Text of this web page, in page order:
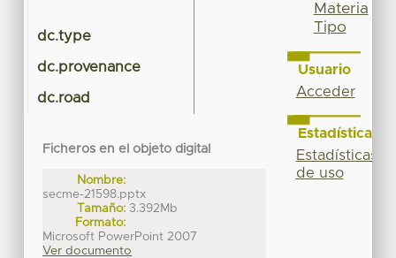
dc.type
dc.provenance
dc.road
Ficheros en el objeto digital
Nombre:
secme-21598.pptx
Tamaño: 3.392Mb
Formato:
Microsoft PowerPoint 2007
Ver documento
Materia
Tipo
Usuario
Acceder
Estadísticas
Estadísticas
de uso